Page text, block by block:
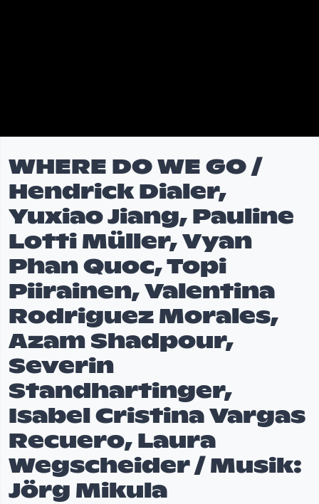
WHERE DO WE GO /
Hendrick Dialer,
Yuxiao Jiang, Pauline
Lotti Müller, Vyan
Phan Quoc, Topi
Piirainen, Valentina
Rodriguez Morales,
Azam Shadpour,
Severin
Standhartinger,
Isabel Cristina Vargas
Recuero, Laura
Wegscheider / Musik:
Jörg Mikula